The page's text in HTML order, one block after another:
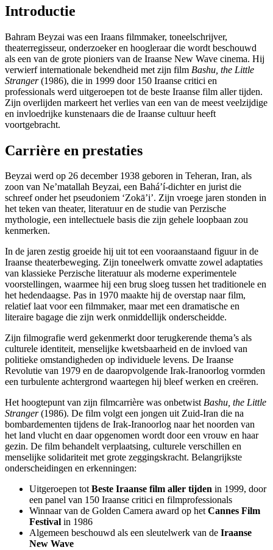
Introductie
Bahram Beyzai was een Iraans filmmaker, toneelschrijver,
theaterregisseur, onderzoeker en hoogleraar die wordt beschouwd
als een van de grote pioniers van de Iraanse New Wave cinema. Hij
verwierf internationale bekendheid met zijn film Bashu, the Little
Stranger(1986), die in 1999 door 150 Iraanse critici en
professionals werd uitgeroepen tot de beste Iraanse film aller tijden.
Zijn overlijden markeert het verlies van een van de meest veelzijdige
en invloedrijke kunstenaars die de Iraanse cultuur heeft
voortgebracht.
Carrière en prestaties
Beyzai werd op 26 december 1938 geboren in Teheran, Iran, als
zoon van Ne’matallah Beyzai, een Baháʼí-dichter en jurist die
schreef onder het pseudoniem ‘Zokā’i’. Zijn vroege jaren stonden in
het teken van theater, literatuur en de studie van Perzische
mythologie, een intellectuele basis die zijn gehele loopbaan zou
kenmerken.
In de jaren zestig groeide hij uit tot een vooraanstaand figuur in de
Iraanse theaterbeweging. Zijn toneelwerk omvatte zowel adaptaties
van klassieke Perzische literatuur als moderne experimentele
voorstellingen, waarmee hij een brug sloeg tussen het traditionele en
het hedendaagse. Pas in 1970 maakte hij de overstap naar film,
relatief laat voor een filmmaker, maar met een dramatische en
literaire bagage die zijn werk onmiddellijk onderscheidde.
Zijn filmografie werd gekenmerkt door terugkerende thema’s als
culturele identiteit, menselijke kwetsbaarheid en de invloed van
politieke omstandigheden op individuele levens. De Iraanse
Revolutie van 1979 en de daaropvolgende Irak-Iranoorlog vormden
een turbulente achtergrond waartegen hij bleef werken en creëren.
Het hoogtepunt van zijn filmcarrière was onbetwistBashu, the Little
Stranger(1986). De film volgt een jongen uit Zuid-Iran die na
bombardementen tijdens de Irak-Iranoorlog naar het noorden van
het land vlucht en daar opgenomen wordt door een vrouw en haar
gezin. De film behandelt verplaatsing, culturele verschillen en
menselijke solidariteit met grote zeggingskracht. Belangrijkste
onderscheidingen en erkenningen:
Uitgeroepen totBeste Iraanse film aller tijden in 1999, door
een panel van 150 Iraanse critici en filmprofessionals
Winnaar van de Golden Camera award op hetCannes Film
Festival in 1986
Algemeen beschouwd als een sleutelwerk van de Iraanse
New Wave